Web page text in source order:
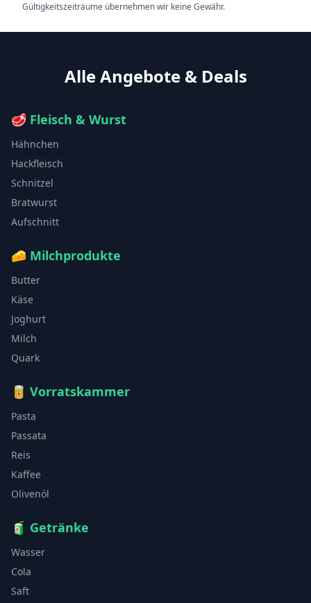
Gültigkeitszeiträume übernehmen wir keine Gewähr.
Alle Angebote & Deals
🥩 Fleisch & Wurst
Hähnchen
Hackfleisch
Schnitzel
Bratwurst
Aufschnitt
🧀 Milchprodukte
Butter
Käse
Joghurt
Milch
Quark
🥫 Vorratskammer
Pasta
Passata
Reis
Kaffee
Olivenöl
🧃 Getränke
Wasser
Cola
Saft